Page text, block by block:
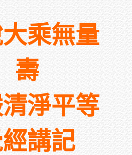
乘無量
壽
淨平等
講記